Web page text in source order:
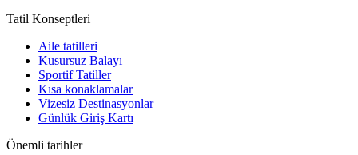
Tatil Konseptleri
Aile tatilleri
Kusursuz Balayı
Sportif Tatiller
Kısa konaklamalar
Vizesiz Destinasyonlar
Günlük Giriş Kartı
Önemli tarihler